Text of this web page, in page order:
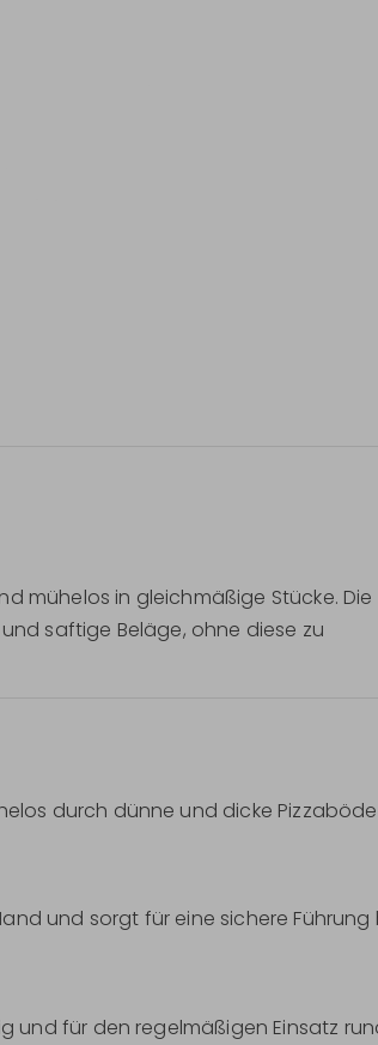
mühelos in gleichmäßige Stücke.
saftige Beläge, ohne diese zu
durch dünne und dicke
und sorgt für eine sichere Führung
und für den regelmäßigen Einsatz